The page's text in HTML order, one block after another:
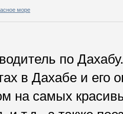
море
по
в Дахабе и его
на самых